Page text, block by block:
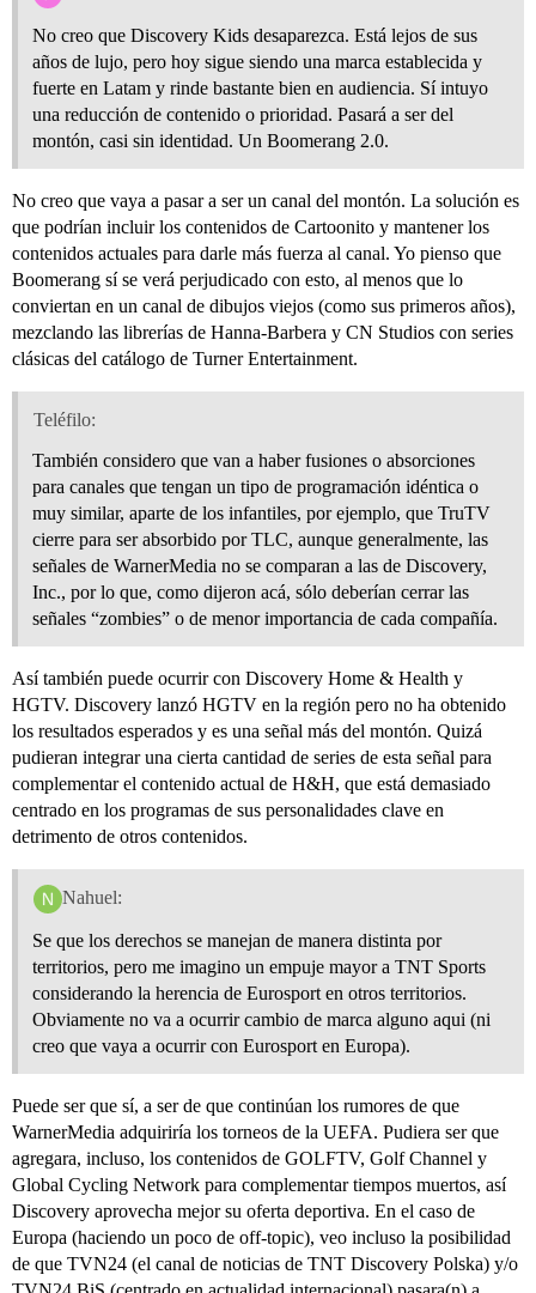
No creo que Discovery Kids desaparezca. Está lejos de sus
años de lujo, pero hoy sigue siendo una marca establecida y
fuerte en Latam y rinde bastante bien en audiencia. Sí intuyo
una reducción de contenido o prioridad. Pasará a ser del
montón, casi sin identidad. Un Boomerang 2.0.
No creo que vaya a pasar a ser un canal del montón. La solución es
que podrían incluir los contenidos de Cartoonito y mantener los
contenidos actuales para darle más fuerza al canal. Yo pienso que
Boomerang sí se verá perjudicado con esto, al menos que lo
conviertan en un canal de dibujos viejos (como sus primeros años),
mezclando las librerías de Hanna-Barbera y CN Studios con series
clásicas del catálogo de Turner Entertainment.
Teléfilo:
También considero que van a haber fusiones o absorciones
para canales que tengan un tipo de programación idéntica o
muy similar, aparte de los infantiles, por ejemplo, que TruTV
cierre para ser absorbido por TLC, aunque generalmente, las
señales de WarnerMedia no se comparan a las de Discovery,
Inc., por lo que, como dijeron acá, sólo deberían cerrar las
señales “zombies” o de menor importancia de cada compañía.
Así también puede ocurrir con Discovery Home & Health y
HGTV. Discovery lanzó HGTV en la región pero no ha obtenido
los resultados esperados y es una señal más del montón. Quizá
pudieran integrar una cierta cantidad de series de esta señal para
complementar el contenido actual de H&H, que está demasiado
centrado en los programas de sus personalidades clave en
detrimento de otros contenidos.
Nahuel:
Se que los derechos se manejan de manera distinta por
territorios, pero me imagino un empuje mayor a TNT Sports
considerando la herencia de Eurosport en otros territorios.
Obviamente no va a ocurrir cambio de marca alguno aqui (ni
creo que vaya a ocurrir con Eurosport en Europa).
Puede ser que sí, a ser de que continúan los rumores de que
WarnerMedia adquiriría los torneos de la UEFA. Pudiera ser que
agregara, incluso, los contenidos de GOLFTV, Golf Channel y
Global Cycling Network para complementar tiempos muertos, así
Discovery aprovecha mejor su oferta deportiva. En el caso de
Europa (haciendo un poco de off-topic), veo incluso la posibilidad
de que TVN24 (el canal de noticias de TNT Discovery Polska) y/o